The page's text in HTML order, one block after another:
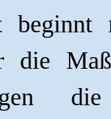
die